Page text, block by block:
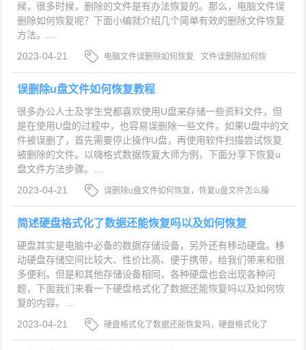
候，很多时候，删除的文件是有办法恢复的。那么，电脑文件误
删除如何恢复呢？下面小编就介绍几个简单有效的删除文件恢复
方法。....
2023-04-21
电脑文件误删除如何恢复
文件误删除如何恢
复
文件误删除恢复方法
误删除u盘文件如何恢复教程
很多办公人士及学生党都喜欢使用U盘来存储一些资料文件，但
是在使用U盘的过程中，也容易误删除一些文件。如果U盘中的文
件被误删了，首先需要停止操作U盘，再使用软件扫描尝试恢复
被删除的文件。以嗨格式数据恢复大师为例，下面分享下恢复u
盘文件方法步骤。....
2023-04-21
误删除u盘文件如何恢复，恢复u盘文件怎么操
作，恢复u盘文件方法步骤
简述硬盘格式化了数据还能恢复吗以及如何恢复
硬盘其实是电脑中必备的数据存储设备，另外还有移动硬盘。移
动硬盘存储空间比较大、性价比高、便于携带，给我们带来和很
多便利。但是和其他存储设备相同，各种硬盘也会出现各种问
题，下面我们来看一下硬盘格式化了数据还能恢复吗以及如何恢
复的内容。....
2023-04-21
硬盘格式化了数据还能恢复吗，硬盘格式化了
数据，硬盘格式化了数据还能恢复吗以及如何恢复